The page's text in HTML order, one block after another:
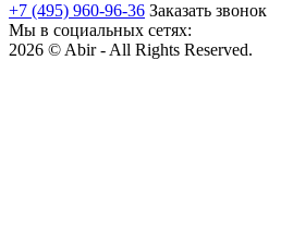
+7 (495) 960-96-36 Заказать звонок
Мы в социальных сетях:
2026 © Abir - All Rights Reserved.